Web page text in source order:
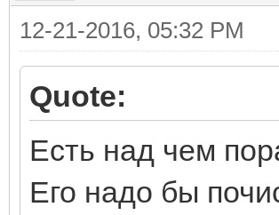
12-21-2016, 05:32 PM
Quote:
Есть над чем
Его надо бы